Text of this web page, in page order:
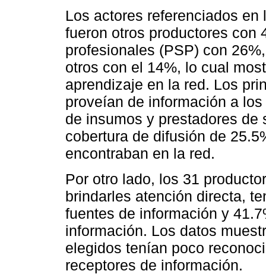
Los actores referenciados
fueron otros productores con
profesionales (PSP) con
otros con el 14%, lo cual
aprendizaje en la red. Los
proveían de información a
de insumos y prestadores
cobertura de difusión de
encontraban en la red.
Por otro lado, los 31
brindarles atención directa,
fuentes de información y
información. Los datos
elegidos tenían poco
receptores de información.